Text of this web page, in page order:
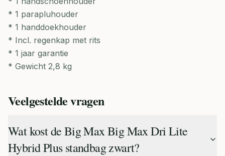
* 1 parapluhouder
* 1 handdoekhouder
* Incl. regenkap met rits
* 1 jaar garantie
* Gewicht 2,8 kg
Veelgestelde vragen
Wat kost de Big Max Big Max Dri Lite
Hybrid Plus standbag zwart?